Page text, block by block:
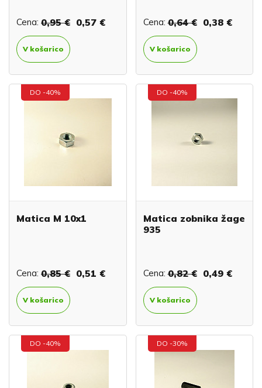
Cena: 0,95 € 0,57 €
V košarico
Cena: 0,64 € 0,38 €
V košarico
DO -40%
Matica M 10x1
Cena: 0,85 € 0,51 €
V košarico
DO -40%
Matica zobnika žage
935
Cena: 0,82 € 0,49 €
V košarico
DO -40% DO -30%